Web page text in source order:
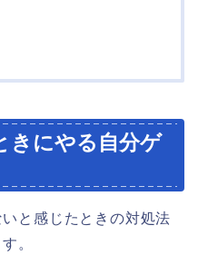
きにやる自分ゲ
と感じたときの対処法
。